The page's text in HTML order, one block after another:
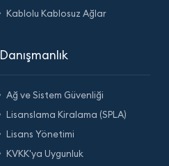
Kablolu Kablosuz Ağlar
Danışmanlık
Ağ ve Sistem Güvenliği
Lisanslama Kiralama (SPLA)
Lisans Yönetimi
KVKK'ya Uygunluk